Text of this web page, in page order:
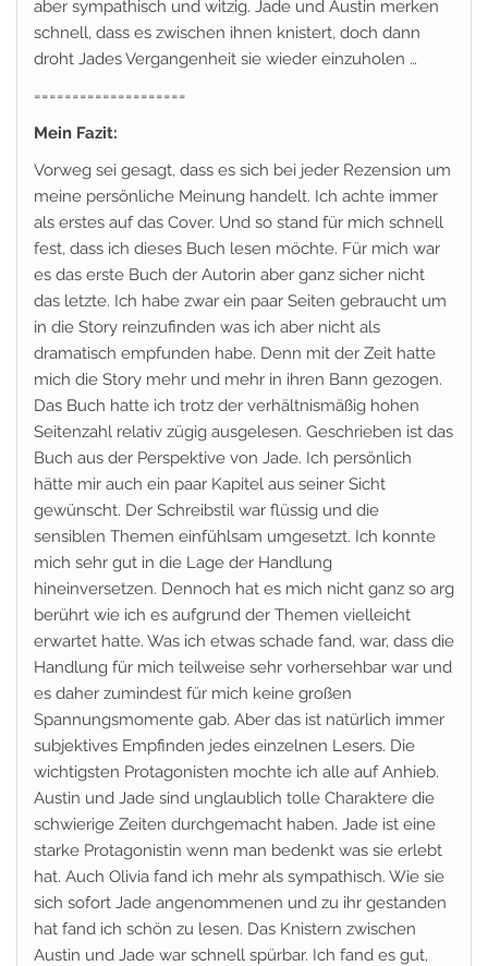
aber sympathisch und witzig. Jade und Austin merken
schnell, dass es zwischen ihnen knistert, doch dann
droht Jades Vergangenheit sie wieder einzuholen …
====================
Mein Fazit:
Vorweg sei gesagt, dass es sich bei jeder Rezension um
meine persönliche Meinung handelt. Ich achte immer
als erstes auf das Cover. Und so stand für mich schnell
fest, dass ich dieses Buch lesen möchte. Für mich war
es das erste Buch der Autorin aber ganz sicher nicht
das letzte. Ich habe zwar ein paar Seiten gebraucht um
in die Story reinzufinden was ich aber nicht als
dramatisch empfunden habe. Denn mit der Zeit hatte
mich die Story mehr und mehr in ihren Bann gezogen.
Das Buch hatte ich trotz der verhältnismäßig hohen
Seitenzahl relativ zügig ausgelesen. Geschrieben ist das
Buch aus der Perspektive von Jade. Ich persönlich
hätte mir auch ein paar Kapitel aus seiner Sicht
gewünscht. Der Schreibstil war flüssig und die
sensiblen Themen einfühlsam umgesetzt. Ich konnte
mich sehr gut in die Lage der Handlung
hineinversetzen. Dennoch hat es mich nicht ganz so arg
berührt wie ich es aufgrund der Themen vielleicht
erwartet hatte. Was ich etwas schade fand, war, dass die
Handlung für mich teilweise sehr vorhersehbar war und
es daher zumindest für mich keine großen
Spannungsmomente gab. Aber das ist natürlich immer
subjektives Empfinden jedes einzelnen Lesers. Die
wichtigsten Protagonisten mochte ich alle auf Anhieb.
Austin und Jade sind unglaublich tolle Charaktere die
schwierige Zeiten durchgemacht haben. Jade ist eine
starke Protagonistin wenn man bedenkt was sie erlebt
hat. Auch Olivia fand ich mehr als sympathisch. Wie sie
sich sofort Jade angenommenen und zu ihr gestanden
hat fand ich schön zu lesen. Das Knistern zwischen
Austin und Jade war schnell spürbar. Ich fand es gut,